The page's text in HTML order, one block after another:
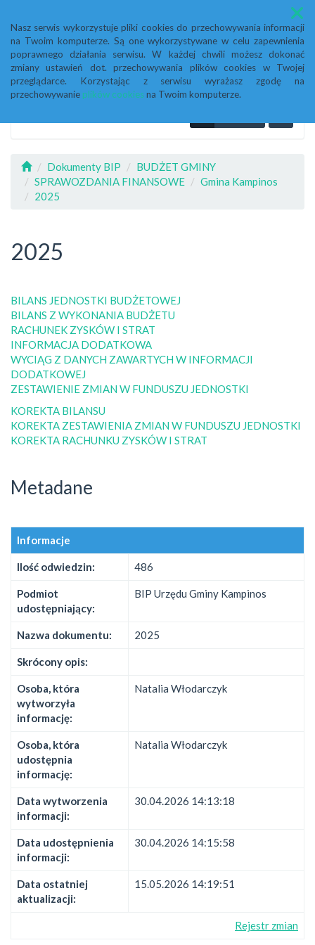
Nasz serwis wykorzystuje pliki cookies do przechowywania informacji
na Twoim komputerze. Są one wykorzystywane w celu zapewnienia
poprawnego działania serwisu. W każdej chwili możesz dokonać
zmiany ustawień dot. przechowywania plików cookies w Twojej
przeglądarce. Korzystając z serwisu wyrażasz zgodę na
przechowywanie plików cookiesna Twoim komputerze.
Menu
Dokumenty BIP
BUDŻET GMINY
SPRAWOZDANIA FINANSOWE
Gmina Kampinos
2025
2025
BILANS JEDNOSTKI BUDŻETOWEJ
BILANS Z WYKONANIA BUDŻETU
RACHUNEK ZYSKÓW I STRAT
INFORMACJA DODATKOWA
WYCIĄG Z DANYCH ZAWARTYCH W INFORMACJI
DODATKOWEJ
ZESTAWIENIE ZMIAN W FUNDUSZU JEDNOSTKI
KOREKTA BILANSU
KOREKTA ZESTAWIENIA ZMIAN W FUNDUSZU JEDNOSTKI
KOREKTA RACHUNKU ZYSKÓW I STRAT
Metadane
Informacje
Ilość odwiedzin: 486
Podmiot
udostępniający:
BIP Urzędu Gminy Kampinos
Nazwa dokumentu: 2025
Skrócony opis:
Osoba, która
wytworzyła
informację:
Natalia Włodarczyk
Osoba, która
udostępnia
informację:
Natalia Włodarczyk
Data wytworzenia
informacji:
30.04.2026 14:13:18
Data udostępnienia
informacji:
30.04.2026 14:15:58
Data ostatniej
aktualizacji:
15.05.2026 14:19:51
Rejestr zmian